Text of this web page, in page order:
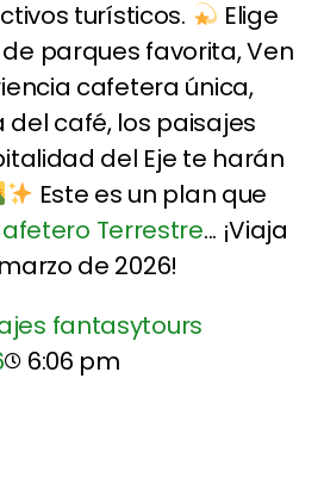
turísticos.
Elige
parques favorita, Ven
cafetera única,
café, los paisajes
del Eje te harán
Este es un plan que
Terrestre... ¡Viaja
de 2026!
fantasytours
6:06 pm